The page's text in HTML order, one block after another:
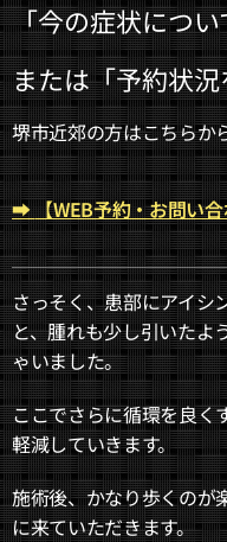
「今の症状につ
または「予約状
堺市近郊の方はこちらか
➡【WEB予約・お問い
さっそく、患部にアイシ
と、腫れも少し引いたよ
ゃいました。
ここでさらに循環を良く
軽減していきます。
施術後、かなり歩くのが
に来ていただきます。